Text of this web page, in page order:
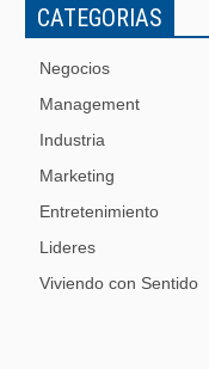
CATEGORIAS
Negocios
Management
Industria
Marketing
Entretenimiento
Lideres
Viviendo con Sentido